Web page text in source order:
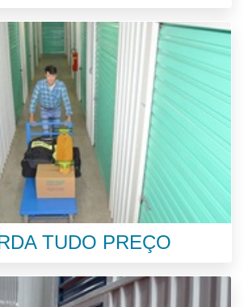
TUDO PREÇO